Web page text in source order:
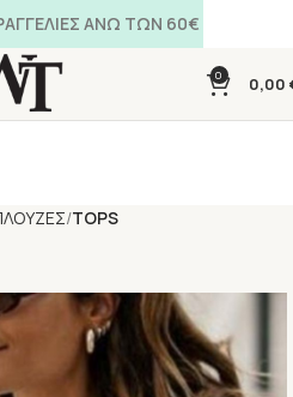
0 0,00
TOPS
ΑΝΩ ΤΩΝ 60€